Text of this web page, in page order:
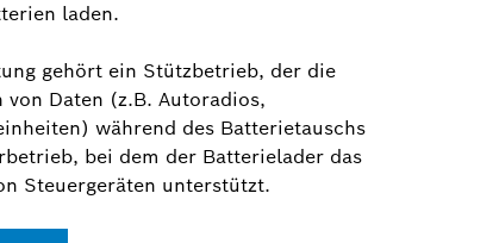
laden.
gehört ein Stützbetrieb, der die
Daten (z.B. Autoradios,
während des Batterietauschs
bei dem der Batterielader das
Steuergeräten unterstützt.